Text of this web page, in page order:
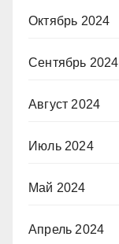
Октябрь 2024
Сентябрь 2024
Август 2024
Июль 2024
Май 2024
Апрель 2024